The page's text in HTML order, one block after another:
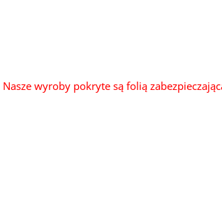
Nasze wyroby pokryte są folią